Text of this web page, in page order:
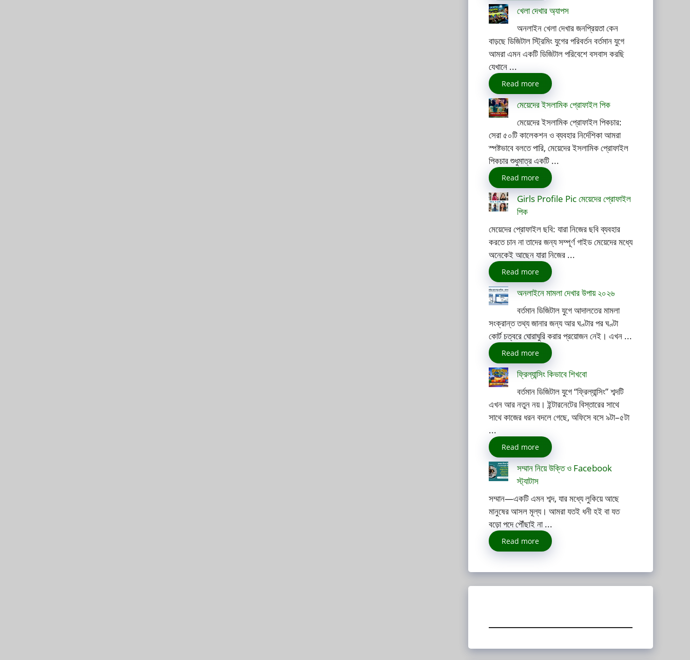
খেলা দেখার অ্যাপস
অনলাইন খেলা দেখার জনপ্রিয়তা কেন
বাড়ছে ডিজিটাল স্ট্রিমিং যুগের পরিবর্তন বর্তমান যুগে
আমরা এমন একটি ডিজিটাল পরিবেশে বসবাস করছি
যেখানে ...
Read more
মেয়েদের ইসলামিক প্রোফাইল পিক
মেয়েদের ইসলামিক প্রোফাইল পিকচার:
সেরা ৫০টি কালেকশন ও ব্যবহার নির্দেশিকা আমরা
স্পষ্টভাবে বলতে পারি, মেয়েদের ইসলামিক প্রোফাইল
পিকচার শুধুমাত্র একটি ...
Read more
Girls Profile Pic মেয়েদের প্রোফাইল
পিক
মেয়েদের প্রোফাইল ছবি: যারা নিজের ছবি ব্যবহার
করতে চান না তাদের জন্য সম্পূর্ণ গাইড মেয়েদের মধ্যে
অনেকেই আছেন যারা নিজের ...
Read more
অনলাইনে মামলা দেখার উপায় ২০২৬
বর্তমান ডিজিটাল যুগে আদালতের মামলা
সংক্রান্ত তথ্য জানার জন্য আর ঘণ্টার পর ঘণ্টা
কোর্ট চত্বরে ঘোরাঘুরি করার প্রয়োজন নেই। এখন ...
Read more
ফ্রিল্যান্সিং কিভাবে শিখবো
বর্তমান ডিজিটাল যুগে “ফ্রিল্যান্সিং” শব্দটি
এখন আর নতুন নয়। ইন্টারনেটের বিস্তারের সাথে
সাথে কাজের ধরন বদলে গেছে, অফিসে বসে ৯টা–৫টা
...
Read more
সম্মান নিয়ে উক্তি ও Facebook
স্ট্যাটাস
সম্মান—একটি এমন শব্দ, যার মধ্যে লুকিয়ে আছে
মানুষের আসল মূল্য। আমরা যতই ধনী হই বা যত
বড়ো পদে পৌঁছাই না ...
Read more